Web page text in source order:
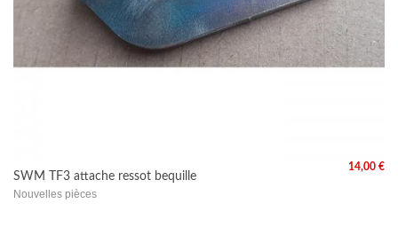
SWM TF3 attache ressot bequille
Nouvelles pièces
14,00 €